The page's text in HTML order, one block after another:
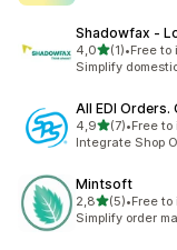
Shadowfax ‑
4,0de 5 estrelas
(1)
1 total de
•Free to
Simplify
All EDI Orders.
4,9de 5 estrelas
(7)
7 total de
•Free
Integrate Shop
Mintsoft
2,8de 5 estrelas
(5)
5 total de
•Free
Simplify order